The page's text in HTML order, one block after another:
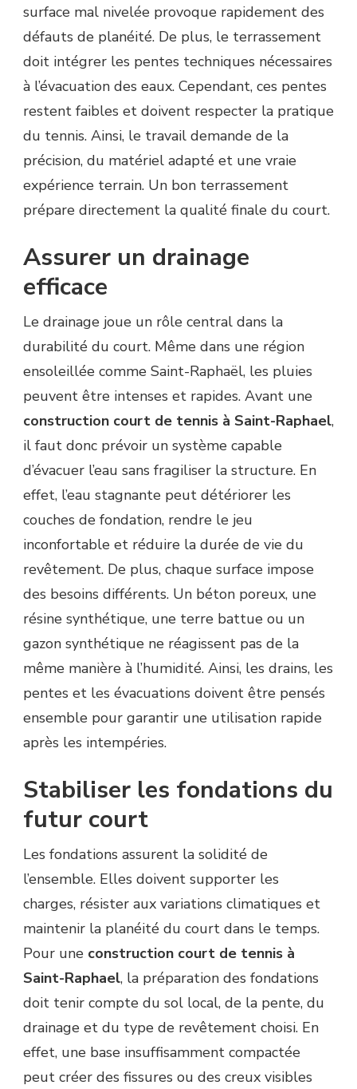
surface mal nivelée provoque rapidement des
défauts de planéité. De plus, le terrassement
doit intégrer les pentes techniques nécessaires
à l’évacuation des eaux. Cependant, ces pentes
restent faibles et doivent respecter la pratique
du tennis. Ainsi, le travail demande de la
précision, du matériel adapté et une vraie
expérience terrain. Un bon terrassement
prépare directement la qualité finale du court.
Assurer un drainage
efficace
Le drainage joue un rôle central dans la
durabilité du court. Même dans une région
ensoleillée comme Saint-Raphaël, les pluies
peuvent être intenses et rapides. Avant une
construction court de tennis à Saint-Raphael,
il faut donc prévoir un système capable
d’évacuer l’eau sans fragiliser la structure. En
effet, l’eau stagnante peut détériorer les
couches de fondation, rendre le jeu
inconfortable et réduire la durée de vie du
revêtement. De plus, chaque surface impose
des besoins différents. Un béton poreux, une
résine synthétique, une terre battue ou un
gazon synthétique ne réagissent pas de la
même manière à l’humidité. Ainsi, les drains, les
pentes et les évacuations doivent être pensés
ensemble pour garantir une utilisation rapide
après les intempéries.
Stabiliser les fondations du
futur court
Les fondations assurent la solidité de
l’ensemble. Elles doivent supporter les
charges, résister aux variations climatiques et
maintenir la planéité du court dans le temps.
Pour une construction court de tennis à
Saint-Raphael, la préparation des fondations
doit tenir compte du sol local, de la pente, du
drainage et du type de revêtement choisi. En
effet, une base insuffisamment compactée
peut créer des fissures ou des creux visibles